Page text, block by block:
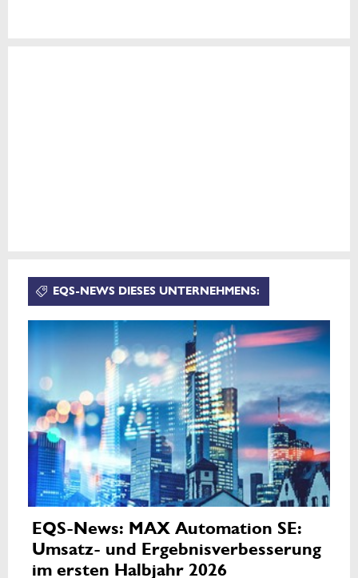
EQS-NEWS DIESES UNTERNEHMENS:
EQS-News: MAX Automation SE:
Umsatz- und Ergebnisverbesserung
im ersten Halbjahr 2026